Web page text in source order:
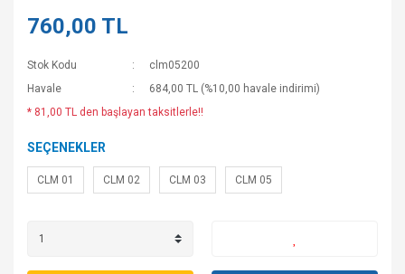
760,00 TL
Stok Kodu
clm05200
Havale
684,00 TL (%10,00 havale indirimi)
* 81,00 TL den başlayan taksitlerle!!
SEÇENEKLER
CLM 01 CLM 02 CLM 03 CLM 05